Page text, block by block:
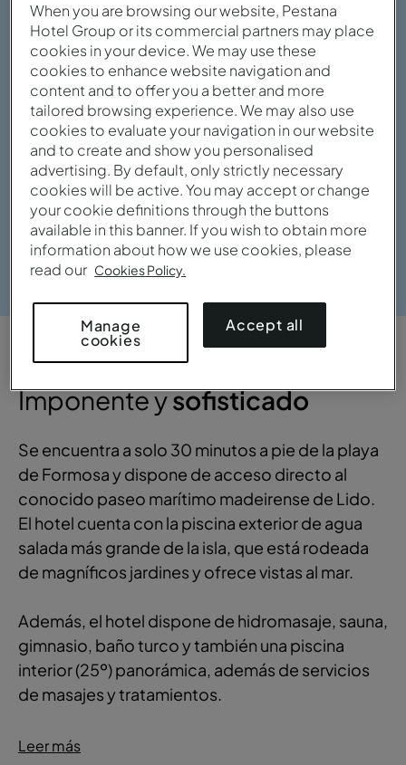
Ver galería
VISTA GENERAL
Imponente ysofisticado
Se encuentra a solo 30 minutos a pie de la playa
de Formosa y dispone de acceso directo al
conocido paseo marítimo madeirense de Lido.
El hotel cuenta con la piscina exterior de agua
salada más grande de la isla, que está rodeada
de magníficos jardines y ofrece vistas al mar.
Además, el hotel dispone de hidromasaje, sauna,
gimnasio, baño turco y también una piscina
interior (25º) panorámica, además de servicios
de masajes y tratamientos.
Leer más
When you are browsing our website, Pestana
Hotel Group or its commercial partners may place
cookies in your device. We may use these
cookies to enhance website navigation and
content and to offer you a better and more
tailored browsing experience. We may also use
cookies to evaluate your navigation in our website
and to create and show you personalised
advertising. By default, only strictly necessary
cookies will be active. You may accept or change
your cookie definitions through the buttons
available in this banner. If you wish to obtain more
information about how we use cookies, please
read our Cookies Policy.
Manage
cookies
Accept all